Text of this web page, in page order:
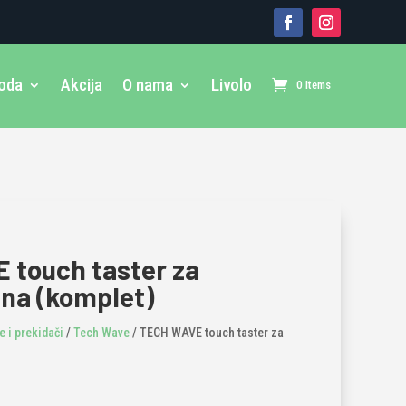
Akcija O nama Livolo 0 Items
touch taster za
(komplet)
i prekidači /Tech Wave/ TECH WAVE touch taster za